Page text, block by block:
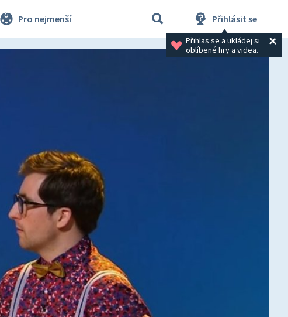
Pro nejmenší Přihlásit se
Přihlas se a ukládej si
oblíbené hry a videa.